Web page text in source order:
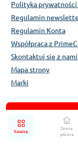
Katalog
Strona
główna
Polityka prywatności
Regulamin
Regulamin Konta
Współpraca z
Skontaktuj się z nami
Mapa strony
Marki